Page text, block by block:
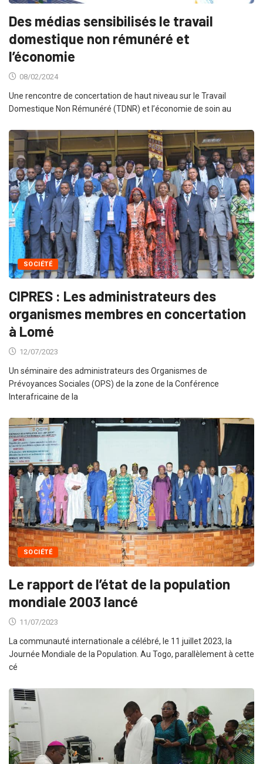
Des médias sensibilisés le travail
domestique non rémunéré et
l’économie
08/02/2024
Une rencontre de concertation de haut niveau sur le Travail
Domestique Non Rémunéré (TDNR) et l’économie de soin au
SOCIÉTÉ
CIPRES : Les administrateurs des
organismes membres en concertation
à Lomé
12/07/2023
Un séminaire des administrateurs des Organismes de
Prévoyances Sociales (OPS) de la zone de la Conférence
Interafricaine de la
SOCIÉTÉ
Le rapport de l’état de la population
mondiale 2003 lancé
11/07/2023
La communauté internationale a célébré, le 11 juillet 2023, la
Journée Mondiale de la Population. Au Togo, parallèlement à cette
cé